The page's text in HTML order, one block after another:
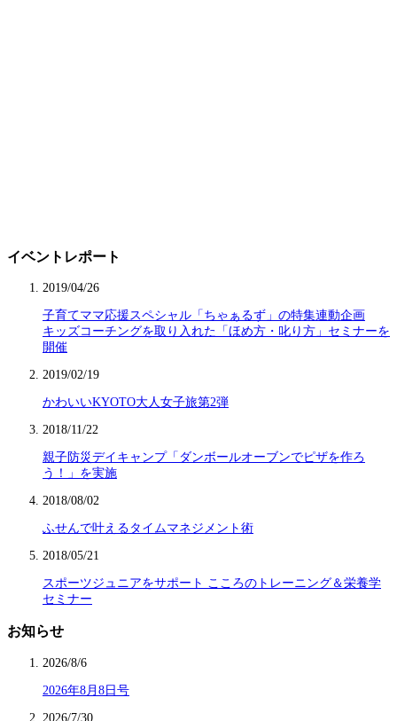
イベントレポート
2019/04/26
子育てママ応援スペシャル「ちゃぁるず」の特集連動企画
キッズコーチングを取り入れた「ほめ方・叱り方」セミナーを
開催
2019/02/19
かわいいKYOTO大人女子旅第2弾
2018/11/22
親子防災デイキャンプ「ダンボールオーブンでピザを作ろ
う！」を実施
2018/08/02
ふせんで叶えるタイムマネジメント術
2018/05/21
スポーツジュニアをサポート こころのトレーニング＆栄養学
セミナー
お知らせ
2026/8/6
2026年8月8日号
2026/7/30